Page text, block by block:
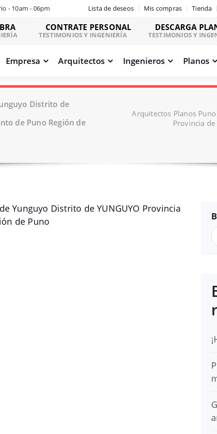
- 10am - 06pm Lista de deseos Mis compras Tienda
CONTRATE PERSONAL
TESTIMONIOS Y INGENIERÍA
DESCARGA
TESTIMONIOS Y
Empresa Arquitectos Ingenieros Planos
Distrito de
de Puno Región de
Arquitectos Planos
Provincia
Yunguyo Distrito de YUNGUYO Provincia
de Puno